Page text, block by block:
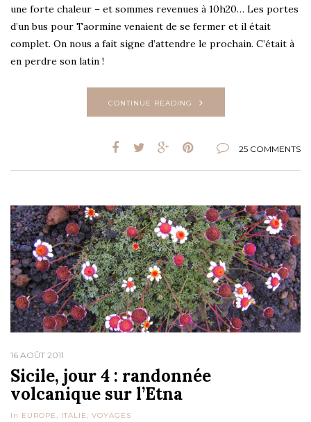
une forte chaleur – et sommes revenues à 10h20… Les portes
d’un bus pour Taormine venaient de se fermer et il était
complet. On nous a fait signe d’attendre le prochain. C’était à
en perdre son latin !
CONTINUE READING
25 COMMENTS
16 AOÛT 2011
Sicile, jour 4 : randonnée
volcanique sur l’Etna
In EUROPE, ITALIE, VOYAGES